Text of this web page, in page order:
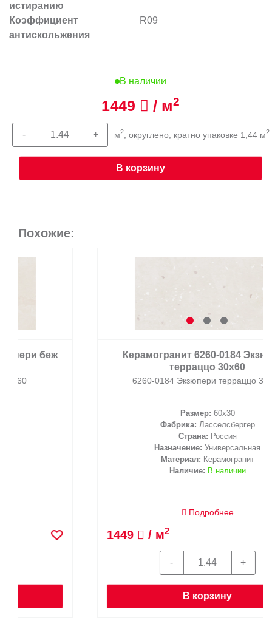
истиранию
Коэффициент
антискольжения
R09
В наличии
1449 / м2
м2, округлено, кратно упаковке 1,44 м2
В корзину
Похожие:
Керамогранит 6260-0184 Экзюпери
терраццо 30х60
6260-0184 Экзюпери терраццо 30х60
Ласселсбергер
Универсальная
Керамогранит
В наличии
1449